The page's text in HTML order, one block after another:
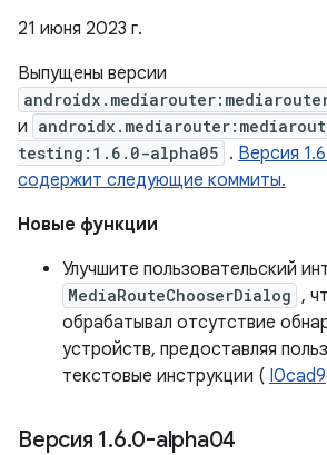
21 июня 2023 г.
Выпущены версии
и
testing:1.6.0-alpha05 . Версия
содержит следующие коммиты.
Новые функции
Улучшите пользовательский
MediaRouteChooserDialog ,
обрабатывал отсутствие
устройств, предоставляя
текстовые инструкции ( I0cad9
Версия 1.6.0-alpha04